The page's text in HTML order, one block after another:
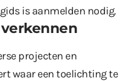
is aanmelden nodig.
projecten en
waar een toelichting te